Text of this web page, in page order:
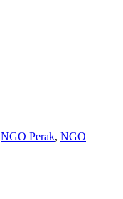
NGO Perak, NGO